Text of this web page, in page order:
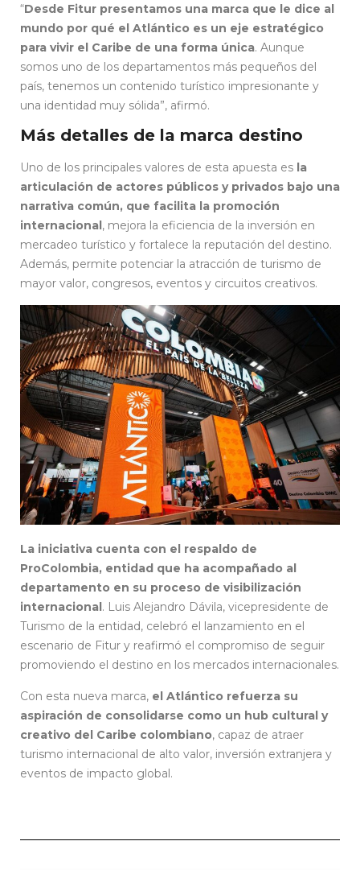
“Desde Fitur presentamos una marca que le dice al
mundo por qué el Atlántico es un eje estratégico
para vivir el Caribe de una forma única. Aunque
somos uno de los departamentos más pequeños del
país, tenemos un contenido turístico impresionante y
una identidad muy sólida”, afirmó.
Más detalles de la marca destino
Uno de los principales valores de esta apuesta es la
articulación de actores públicos y privados bajo una
narrativa común, que facilita la promoción
internacional, mejora la eficiencia de la inversión en
mercadeo turístico y fortalece la reputación del destino.
Además, permite potenciar la atracción de turismo de
mayor valor, congresos, eventos y circuitos creativos.
La iniciativa cuenta con el respaldo de
ProColombia, entidad que ha acompañado al
departamento en su proceso de visibilización
internacional. Luis Alejandro Dávila, vicepresidente de
Turismo de la entidad, celebró el lanzamiento en el
escenario de Fitur y reafirmó el compromiso de seguir
promoviendo el destino en los mercados internacionales.
Con esta nueva marca, el Atlántico refuerza su
aspiración de consolidarse como un hub cultural y
creativo del Caribe colombiano, capaz de atraer
turismo internacional de alto valor, inversión extranjera y
eventos de impacto global.